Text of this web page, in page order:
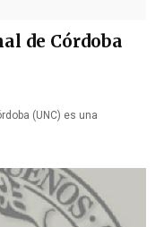
de Córdoba
(UNC) es una